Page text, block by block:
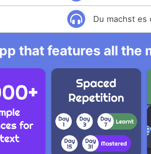
Du machst es
that features all